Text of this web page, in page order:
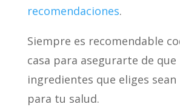
recomendaciones.
Siempre es recomendable
casa para asegurarte de que
ingredientes que eliges
para tu salud.